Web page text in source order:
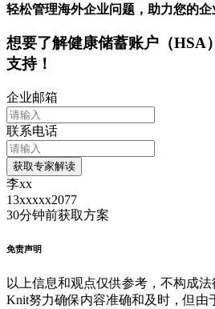
轻松管理海外企业问题，助力您的企
想要了解健康储蓄账户（HSA）
支持！
企业邮箱
联系电话
获取专家解读
李xx
13xxxxx2077
30分钟前获取方案
免责声明
以上信息和观点仅供参考，不构成法
Knit努力确保内容准确和及时，但由